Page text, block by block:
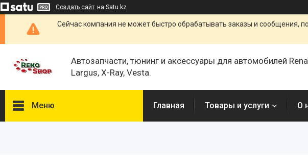
Создать сайт на Satu.kz
Сейчас компания не может быстро обрабатывать заказы и сообщения,
Автозапчасти, тюнинг и аксессуары для автомобилей
Largus, X-Ray, Vesta.
Меню Главная Товары и услуги О